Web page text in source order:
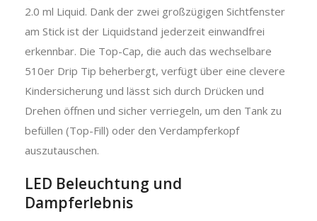
2.0 ml Liquid. Dank der zwei großzügigen Sichtfenster
am Stick ist der Liquidstand jederzeit einwandfrei
erkennbar. Die Top-Cap, die auch das wechselbare
510er Drip Tip beherbergt, verfügt über eine clevere
Kindersicherung und lässt sich durch Drücken und
Drehen öffnen und sicher verriegeln, um den Tank zu
befüllen (Top-Fill) oder den Verdampferkopf
auszutauschen.
LED Beleuchtung und
Dampferlebnis